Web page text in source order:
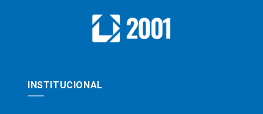
INSTITUCIONAL